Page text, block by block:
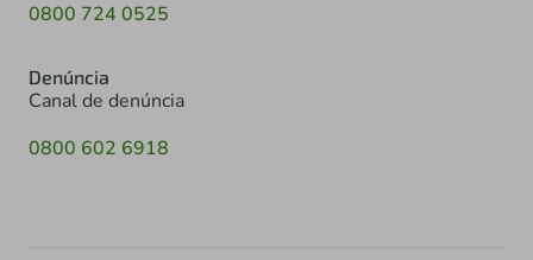
0800 724 0525
Denúncia
Canal de denúncia
0800 602 6918